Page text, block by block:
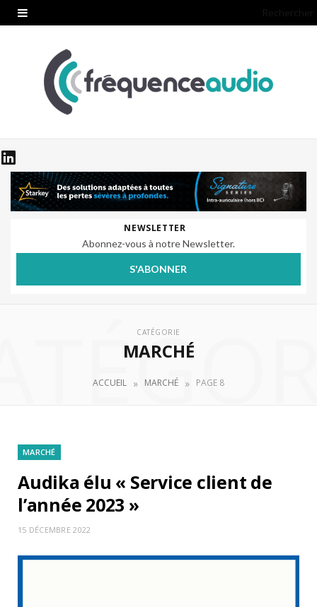
NEWSLETTER
Abonnez-vous à notre Newsletter.
S'ABONNER
CATÉGORIE
MARCHÉ
ACCUEIL » MARCHÉ » PAGE 8
MARCHÉ
Audika élu « Service client de
l’année 2023 »
15 DÉCEMBRE 2022